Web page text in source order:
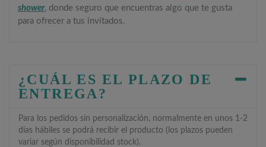
shower, donde seguro que encuentras algo que te gusta
para ofrecer a tus invitados.
¿CUÁL ES EL PLAZO DE
ENTREGA?
Para los pedidos sin personalización, normalmente en unos 1-2
días hábiles se podrá recibir el producto (los plazos pueden
variar según disponibilidad stock).